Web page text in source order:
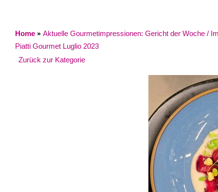
Home » Aktuelle Gourmetimpressionen: Gericht der Woche /
Piatti Gourmet Luglio 2023
Zurück zur Kategorie